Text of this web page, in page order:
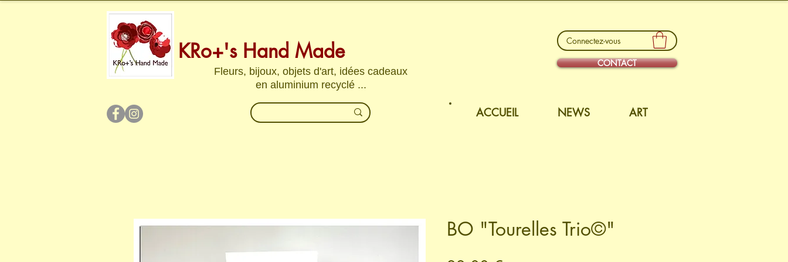
KRo+'s Hand Made
Fleurs, bijoux, objets d'art, idées cadeaux
en aluminium recyclé ...
Connectez-vous
CONTACT
ACCUEIL NEWS ART
BO "Tourelles Trio©"